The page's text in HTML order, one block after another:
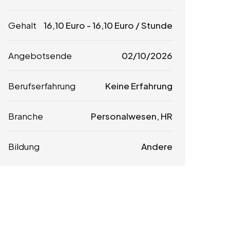
Gehalt 16,10 Euro -16,10 Euro / Stunde
Angebotsende 02/10/2026
Berufserfahrung Keine Erfahrung
Branche Personalwesen, HR
Bildung Andere